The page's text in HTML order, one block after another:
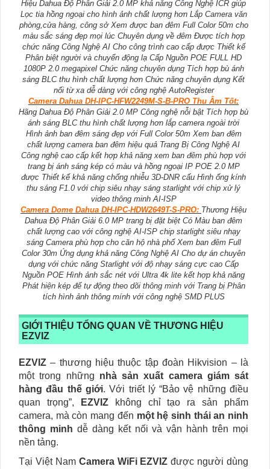
Hiệu Dahua Độ Phân Giải 2.0 MP khả năng Công Nghệ ICR giúp
Lọc tia hồng ngoại cho hình ảnh chất lượng hơn Lắp Camera văn
phòng,cửa hàng, công sở Xem được ban đêm Full Color 50m cho
màu sắc sáng đẹp mọi lúc Chuyên dụng về đêm Được tích hợp
chức năng Công Nghệ AI Cho công trình cao cấp được Thiết kế
Phân biệt người và chuyển động lạ Cấp Nguồn POE FULL HD
1080P 2.0 megapixel Chức năng chuyên dụng Tích hợp bù ánh
sáng BLC thu hình chất lượng hơn Chức năng chuyên dụng Kết
nối từ xa dễ dàng với công nghệ AutoRegister
Camera Dahua DH-IPC-HFW2249M-S-B-PRO Thu Âm Tốt:
Hãng Dahua Độ Phân Giải 2.0 MP Công nghệ nỗi bật Tích hợp bù
ánh sáng BLC thu hình chất lượng hơn lắp camera ngoài trời
Hình ảnh ban đêm sáng đẹp với Full Color 50m Xem ban đêm
chất lượng camera ban đêm hiệu quả Trang Bị Công Nghệ AI
Công nghệ cao cấp kết hợp khả năng xem ban đêm phù hợp với
trang bị ánh sáng kép có màu và hồng ngoại IP POE 2.0 MP
được Thiết kế khả năng chống nhiễu 3D-DNR cấu Hình ống kính
thu sáng F1.0 với chip siêu nhạy sáng starlight với chip xử lý
video thông minh AI-ISP
Camera Dome Dahua DH-IPC-HDW2649T-S-PRO: Thương Hiệu
Dahua Độ Phân Giải 6.0 MP trang bị đặt biệt Có Màu ban đêm
chất lượng cao với công nghệ AI-ISP chip starlight siêu nhạy
sáng Camera phù hợp cho căn hộ nhà phố Xem ban đêm Full
Color 30m Ứng dụng khả năng Công Nghệ AI Cho dự án chuyên
dụng với chức năng Starlight với độ nhạy sáng cực cao Cấp
Nguồn POE Hình ảnh sắc nét với Ultra 4k lite kết hợp khả năng
Phát hiện kép để tự động theo dõi thông minh với Trang bị Phân
tích hình ảnh thông mính với công nghệ SMD PLUS
GIỚI THIỆU TỔNG QUAN VỀ THƯƠNG HIỆU
EZVIZ
EZVIZ – thương hiệu thuộc tập đoàn Hikvision – là
một trong những nhà sản xuất camera giám sát
hàng đầu thế giới. Với triết lý “Bảo vệ những điều
quan trọng”,
EZVIZkhông chỉ tạo ra sản phẩm
camera, mà còn mang đến một hệ sinh thái an ninh
thông minh dễ dàng kết nối và vận hành trên mọi
nền tảng.
Tại Việt Nam Camera WiFi EZVIZ được người dùng